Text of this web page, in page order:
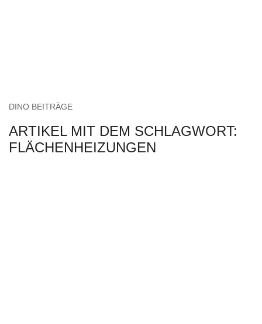
DINO BEITRÄGE
ARTIKEL MIT DEM SCHLAGWORT:
FLÄCHENHEIZUNGEN